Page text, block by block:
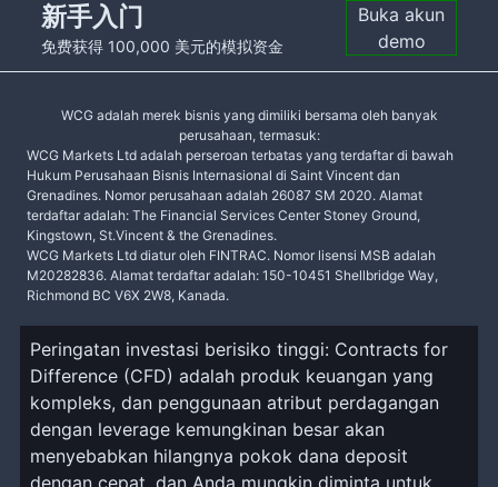
新手入门
免费获得 100,000 美元的模拟资金
Buka akun
demo
WCG adalah merek bisnis yang dimiliki bersama oleh banyak
perusahaan, termasuk:
WCG Markets Ltd adalah perseroan terbatas yang terdaftar di bawah
Hukum Perusahaan Bisnis Internasional di Saint Vincent dan
Grenadines. Nomor perusahaan adalah 26087 SM 2020. Alamat
terdaftar adalah: The Financial Services Center Stoney Ground,
Kingstown, St.Vincent & the Grenadines.
WCG Markets Ltd diatur oleh FINTRAC. Nomor lisensi MSB adalah
M20282836. Alamat terdaftar adalah: 150-10451 Shellbridge Way,
Richmond BC V6X 2W8, Kanada.
Peringatan investasi berisiko tinggi: Contracts for
Difference (CFD) adalah produk keuangan yang
kompleks, dan penggunaan atribut perdagangan
dengan leverage kemungkinan besar akan
menyebabkan hilangnya pokok dana deposit